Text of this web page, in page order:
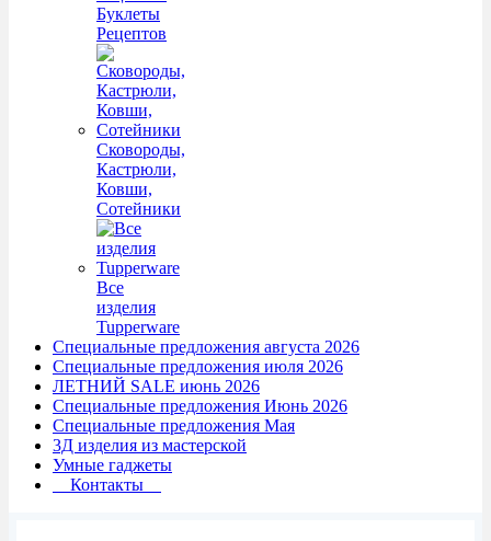
Буклеты
Рецептов
Сковороды,
Кастрюли,
Ковши,
Сотейники
Все
изделия
Tupperware
Специальные предложения августа 2026
Специальные предложения июля 2026
ЛЕТНИЙ SALE июнь 2026
Специальные предложения Июнь 2026
Специальные предложения Мая
3Д изделия из мастерской
Умные гаджеты
Контакты